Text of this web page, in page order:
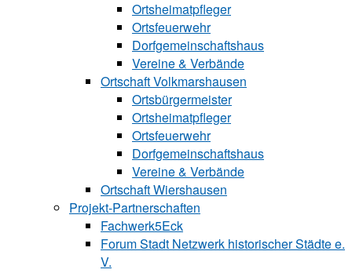
Ortsheimatpfle‍ger
Ortsfeuerwehr
Dorfgemeinschaftshaus
Vereine & Verbände
Ortschaft Volk‍mars‍hau‍sen
Ortsbürgermeister
Ortsheimatpfleger
Ortsfeuerwehr
Dorfgemeinschaftshaus
Vereine & Verbände
Ortschaft Wiershausen
Projekt-Partnerschaften
Fachwerk5Eck
Forum Stadt Netzwerk historischer Städte e.
V.